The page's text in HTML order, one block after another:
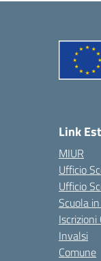
Link
MIUR
Ufficio
Ufficio
Scuola
Invalsi
Comune